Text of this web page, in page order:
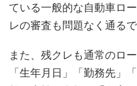
ている一般的な自動車ロ
レの審査も問題なく通るで
また、残クレも通常のロ
「生年月日」「勤務先」